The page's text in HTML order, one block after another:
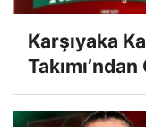
Karşıyaka